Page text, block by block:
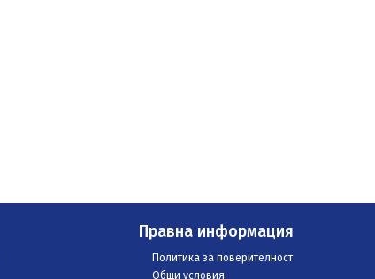
Правна информация
Политика за поверителност
Общи условия